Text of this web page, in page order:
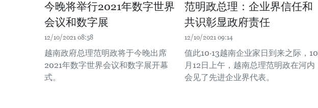
今晚将举行2021年数字世界
会议和数字展
12/10/2021 08:58
越南政府总理范明政将于今晚出席
2021年数字世界会议和数字展开幕
式。
范明政总理：企业界信任和
共识彰显政府责任
12/10/2021 09:14
值此10·13越南企业家日到来之际，10
月12日上午，越南总理范明政在河内
会见了先进企业界代表。